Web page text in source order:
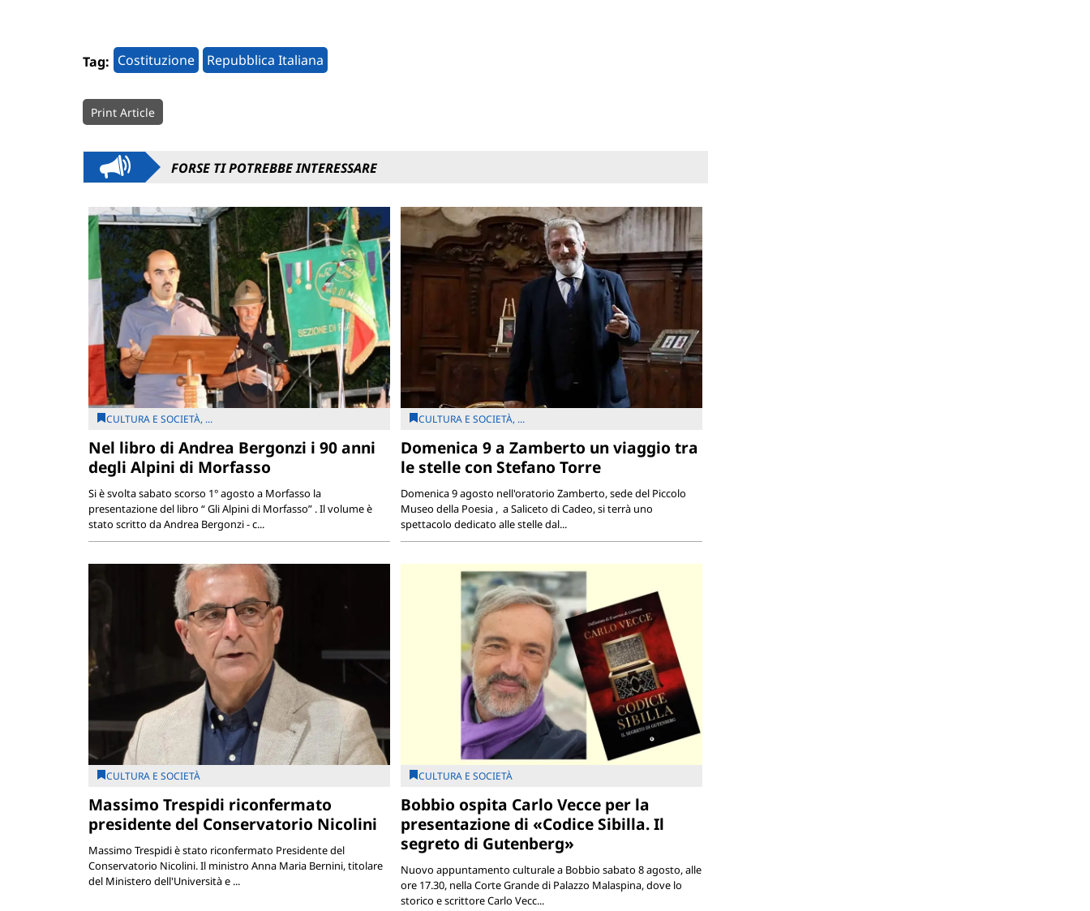
Tag: Costituzione Repubblica Italiana
Print Article
FORSE TI POTREBBE INTERESSARE
CULTURA E SOCIETÀ, ...
Nel libro di Andrea Bergonzi i 90 anni
degli Alpini di Morfasso
Si è svolta sabato scorso 1° agosto a Morfasso la
presentazione del libro “ Gli Alpini di Morfasso” . Il volume è
stato scritto da Andrea Bergonzi - c...
CULTURA E SOCIETÀ, ...
Domenica 9 a Zamberto un viaggio tra
le stelle con Stefano Torre
Domenica 9 agosto nell'oratorio Zamberto, sede del Piccolo
Museo della Poesia , a Saliceto di Cadeo, si terrà uno
spettacolo dedicato alle stelle dal...
CULTURA E SOCIETÀ
Massimo Trespidi riconfermato
presidente del Conservatorio Nicolini
Massimo Trespidi è stato riconfermato Presidente del
Conservatorio Nicolini. Il ministro Anna Maria Bernini, titolare
del Ministero dell'Università e ...
CULTURA E SOCIETÀ
Bobbio ospita Carlo Vecce per la
presentazione di «Codice Sibilla. Il
segreto di Gutenberg»
Nuovo appuntamento culturale a Bobbio sabato 8 agosto, alle
ore 17.30, nella Corte Grande di Palazzo Malaspina, dove lo
storico e scrittore Carlo Vecc...